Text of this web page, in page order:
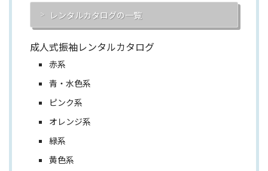
レンタルカタログの一覧
成人式振袖レンタルカタログ
赤系
青・水色系
ピンク系
オレンジ系
緑系
黄色系